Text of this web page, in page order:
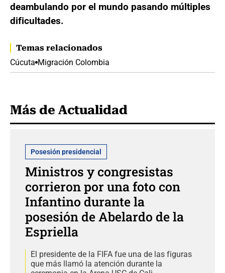
deambulando por el mundo pasando múltiples
dificultades.
Temas relacionados
Cúcuta Migración Colombia
Más de Actualidad
Posesión presidencial
Ministros y congresistas
corrieron por una foto con
Infantino durante la
posesión de Abelardo de la
Espriella
El presidente de la FIFA fue una de las figuras
que más llamó la atención durante la